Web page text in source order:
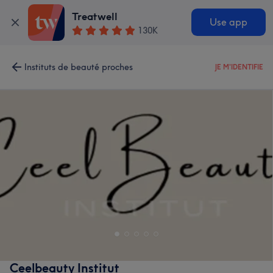
Treatwell
130K
Use app
Instituts de beauté proches JE M'IDENTIFIE
Ceelbeauty Institut